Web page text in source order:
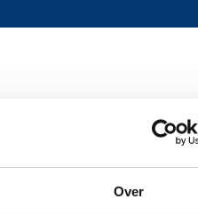
Over